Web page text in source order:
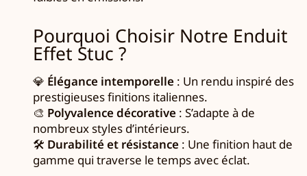
Pourquoi Choisir Notre Enduit
Effet Stuc ?
💎 Élégance intemporelle : Un rendu inspiré des
prestigieuses finitions italiennes.
🎨 Polyvalence décorative : S’adapte à de
nombreux styles d’intérieurs.
🛠 Durabilité et résistance : Une finition haut de
gamme qui traverse le temps avec éclat.